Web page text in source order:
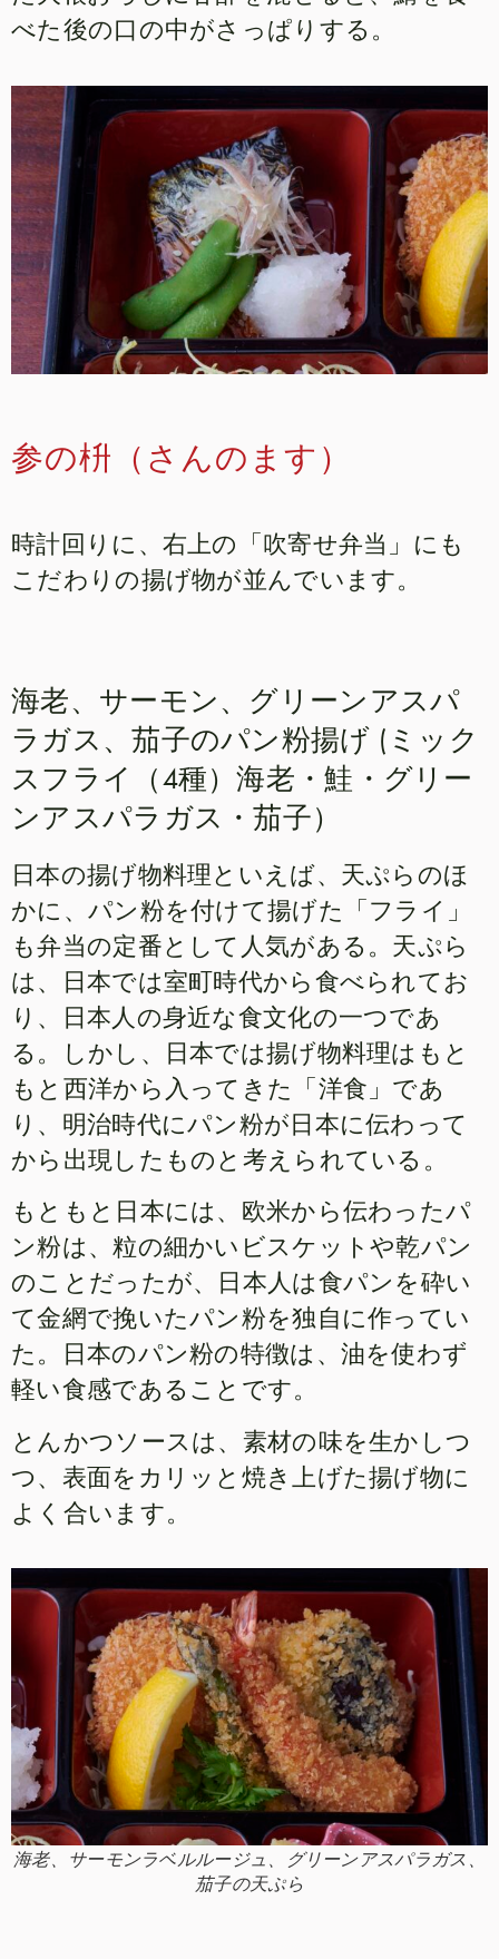
べた後の口の中がさっぱりする。
参の枡（さんのます）
時計回りに、右上の「吹寄せ弁当」にも
こだわりの揚げ物が並んでいます。
海老、サーモン、グリーンアスパ
ラガス、茄子のパン粉揚げ (ミック
スフライ（4種）海老・鮭・グリー
ンアスパラガス・茄子）
日本の揚げ物料理といえば、天ぷらのほ
かに、パン粉を付けて揚げた「フライ」
も弁当の定番として人気がある。天ぷら
は、日本では室町時代から食べられてお
り、日本人の身近な食文化の一つであ
る。しかし、日本では揚げ物料理はもと
もと西洋から入ってきた「洋食」であ
り、明治時代にパン粉が日本に伝わって
から出現したものと考えられている。
もともと日本には、欧米から伝わったパ
ン粉は、粒の細かいビスケットや乾パン
のことだったが、日本人は食パンを砕い
て金網で挽いたパン粉を独自に作ってい
た。日本のパン粉の特徴は、油を使わず
軽い食感であることです。
とんかつソースは、素材の味を生かしつ
つ、表面をカリッと焼き上げた揚げ物に
よく合います。
海老、サーモンラベルルージュ、グリーンアスパラガス、
茄子の天ぷら